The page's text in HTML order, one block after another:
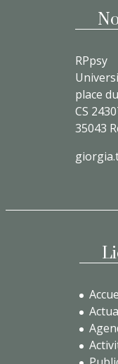
RPpsy
place
CS
35043